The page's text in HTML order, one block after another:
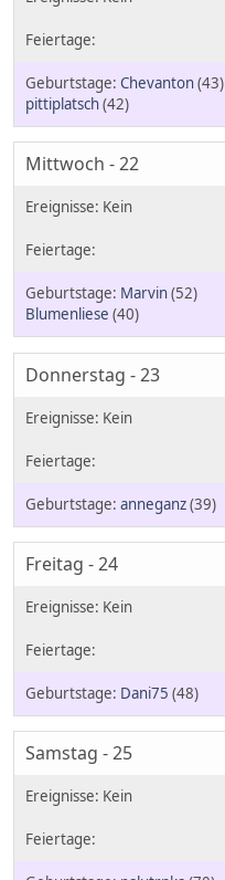
Chevanton(43)
pittiplatsch(42)
Mittwoch - 22
Marvin(52)
Blumenliese (40)
Donnerstag - 23
anneganz(39)
Freitag - 24
Dani75 (48)
Samstag - 25